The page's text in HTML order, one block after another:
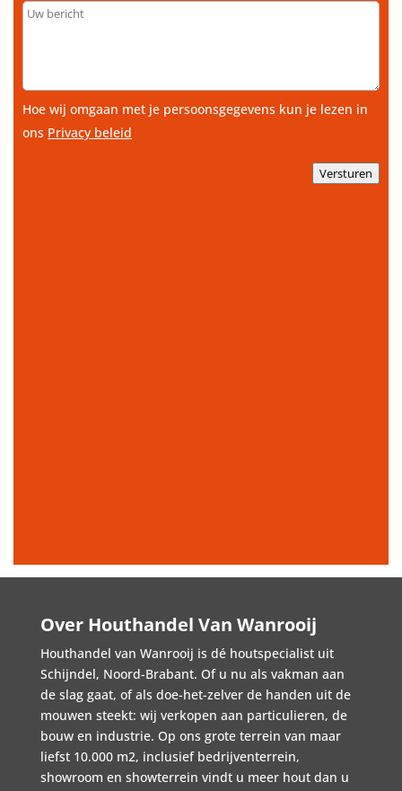
Uw
Hoe wij omgaan met je persoonsgegevens kun je lezen in
ons Privacy beleid
Versturen
Over Houthandel Van Wanrooij
Houthandel van Wanrooij is dé houtspecialist uit
Schijndel, Noord-Brabant. Of u nu als vakman aan
de slag gaat, of als doe-het-zelver de handen uit de
mouwen steekt: wij verkopen aan particulieren, de
bouw en industrie. Op ons grote terrein van maar
liefst 10.000 m2, inclusief bedrijventerrein,
showroom en showterrein vindt u meer hout dan u